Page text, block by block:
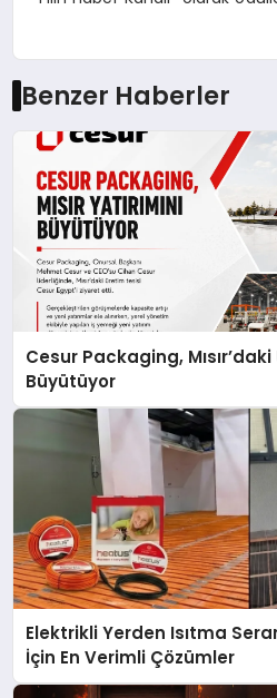
Benzer Haberler
Cesur Packaging,
Büyütüyor
Elektrikli Yerden Isıtma
İçin En Verimli Çözümler